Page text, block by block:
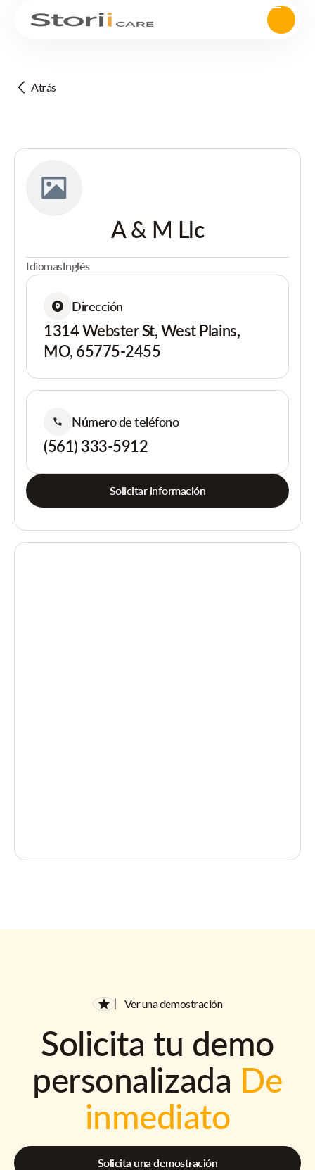
Atrás
A & M Llc
IdiomasInglés
Dirección
1314 Webster St, West Plains,
MO, 65775-2455
Número de teléfono
(561) 333-5912
Solicitar información
Ver una demostración
Solicita tu demo
personalizada De
inmediato
Solicita una demostración